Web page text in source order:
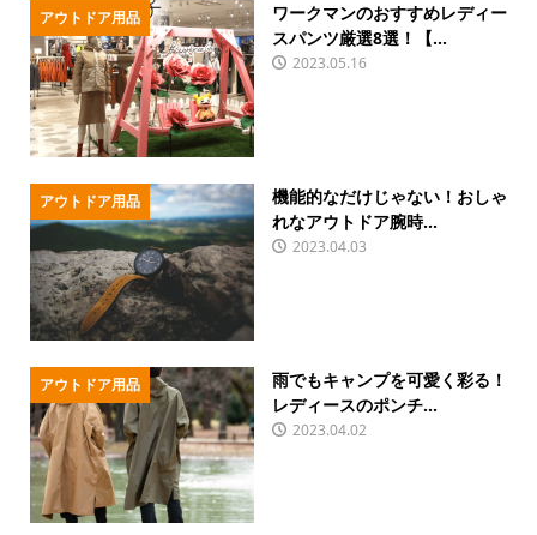
アウトドア用品
ワークマンのおすすめレディー
スパンツ厳選8選！【...
2023.05.16
アウトドア用品
機能的なだけじゃない！おしゃ
れなアウトドア腕時...
2023.04.03
アウトドア用品
雨でもキャンプを可愛く彩る！
レディースのポンチ...
2023.04.02